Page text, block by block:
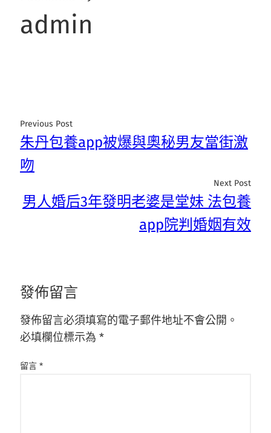
admin
Previous Post
朱丹包養app被爆與奧秘男友當街激
吻
Next Post
男人婚后3年發明老婆是堂妹 法包養
app院判婚姻有效
發佈留言
發佈留言必須填寫的電子郵件地址不會公開。
必填欄位標示為 *
留言 *